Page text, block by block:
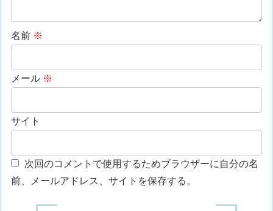
名前 ※
メール ※
サイト
次回のコメントで使用するためブラウザーに自分の名
前、メールアドレス、サイトを保存する。